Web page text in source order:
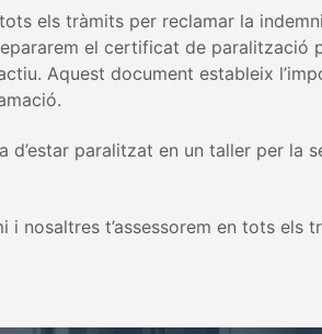
els tràmits per reclamar la
el certificat de paralització
Aquest document estableix
paralitzat en un taller per la
nosaltres t’assessorem en tots els